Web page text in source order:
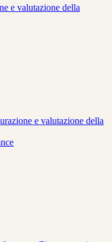
e valutazione della
e valutazione della